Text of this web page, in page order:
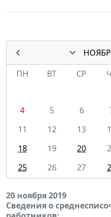
ПН
ВТ СР
4
5 6
11
12 13
18
19 20
25
26 27
20 ноября 2019
Сведения о